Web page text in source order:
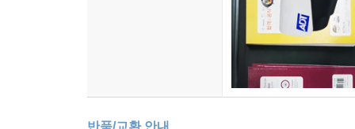
반품/교환 안내